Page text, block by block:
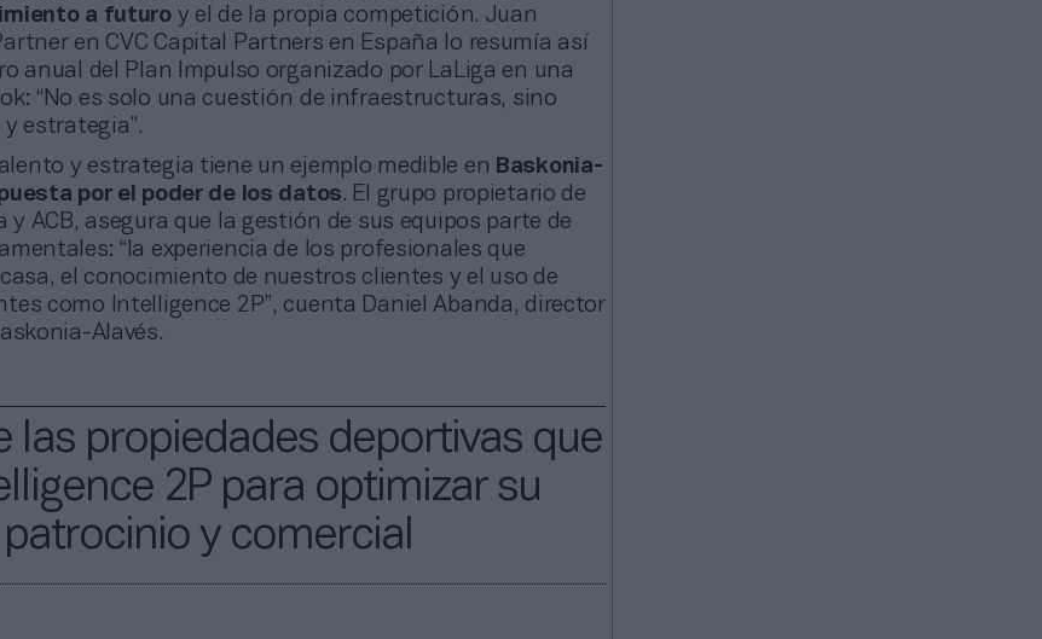
a futuroy el de la propia competición. Juan
en CVC Capital Partners en España lo resumía así
anual del Plan Impulso organizado por LaLiga en una
“No es solo una cuestión de infraestructuras, sino
estrategia”.
y estrategia tiene un ejemplo medible en Baskonia-
por el poder de los datos. El grupo propietario de
y ACB, asegura que la gestión de sus equipos parte de
“la experiencia de los profesionales que
el conocimiento de nuestros clientes y el uso de
como Intelligence 2P”, cuenta Daniel Abanda, director
Alavés.
las propiedades deportivas que
2P para optimizar su
y comercial